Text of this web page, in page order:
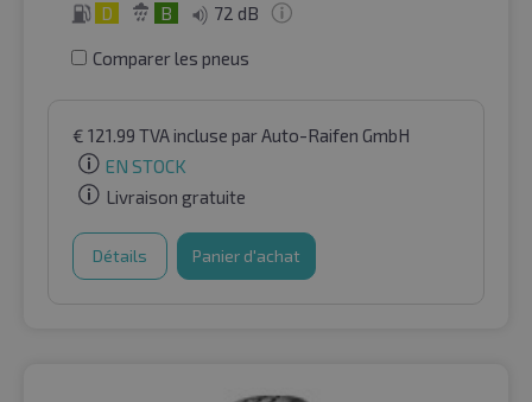
D B 72 dB
Comparer les pneus
€ 121.99 TVA incluse par Auto-Raifen GmbH
EN STOCK
Livraison gratuite
Détails Panier d'achat